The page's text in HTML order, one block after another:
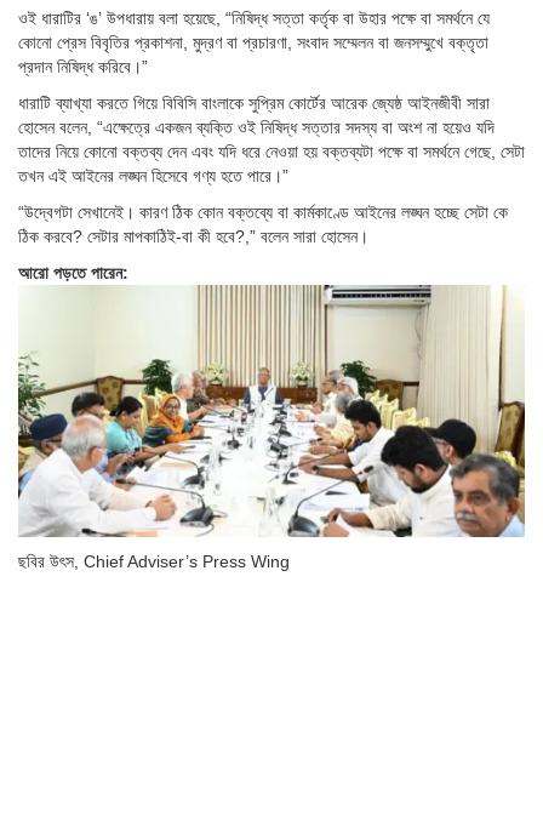
ওই ধারাটির ‘ঙ’ উপধারায় বলা হয়েছে, “নিষিদ্ধ সত্তা কর্তৃক বা উহার পক্ষে বা সমর্থনে যে
কোনো প্রেস বিবৃতির প্রকাশনা, মুদ্রণ বা প্রচারণা, সংবাদ সম্মেলন বা জনসম্মুখে বক্তৃতা
প্রদান নিষিদ্ধ করিবে।”
ধারাটি ব্যাখ্যা করতে গিয়ে বিবিসি বাংলাকে সুপ্রিম কোর্টের আরেক জ্যেষ্ঠ আইনজীবী সারা
হোসেন বলেন, “এক্ষেত্রে একজন ব্যক্তি ওই নিষিদ্ধ সত্তার সদস্য বা অংশ না হয়েও যদি
তাদের নিয়ে কোনো বক্তব্য দেন এবং যদি ধরে নেওয়া হয় বক্তব্যটা পক্ষে বা সমর্থনে গেছে, সেটা
তখন এই আইনের লঙ্ঘন হিসেবে গণ্য হতে পারে।”
“উদ্বেগটা সেখানেই। কারণ ঠিক কোন বক্তব্যে বা কার্মকাণ্ডে আইনের লঙ্ঘন হচ্ছে সেটা কে
ঠিক করবে? সেটার মাপকাঠিই-বা কী হবে?,” বলেন সারা হোসেন।
আরো পড়তে পারেন:
ছবির উৎস, Chief Adviser’s Press Wing